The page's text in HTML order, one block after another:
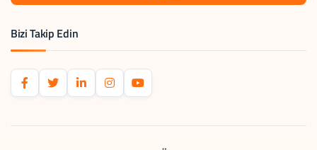
Bizi Takip Edin